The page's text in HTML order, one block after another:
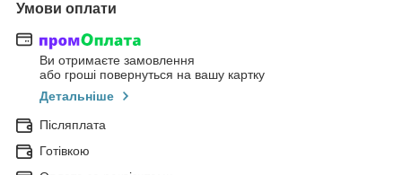
Умови оплати
Ви отримаєте замовлення
або гроші повернуться на вашу картку
Детальніше
Післяплата
Готівкою